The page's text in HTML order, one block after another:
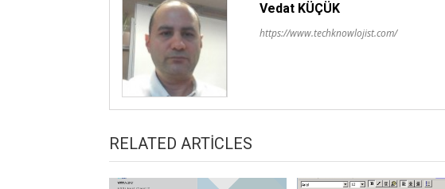
Vedat KÜÇÜK
https://www.techknowlojist.com/
RELATED ARTICLES